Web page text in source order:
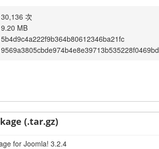
30,136 次
9.20 MB
5b4d9c4a222f9b364b80612346ba21fc
9569a3805cbde974b4e8e39713b535228f0469bd
(.tar.gz)
for Joomla! 3.2.4